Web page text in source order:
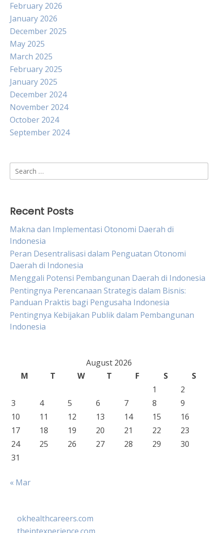
February 2026
January 2026
December 2025
May 2025
March 2025
February 2025
January 2025
December 2024
November 2024
October 2024
September 2024
Search
for:
Recent Posts
Makna dan Implementasi Otonomi Daerah di
Indonesia
Peran Desentralisasi dalam Penguatan Otonomi
Daerah di Indonesia
Menggali Potensi Pembangunan Daerah di Indonesia
Pentingnya Perencanaan Strategis dalam Bisnis:
Panduan Praktis bagi Pengusaha Indonesia
Pentingnya Kebijakan Publik dalam Pembangunan
Indonesia
August 2026
M
T W T F S
S
1
2
3
4 5 6 7 8
9
10
11 12 13 14 15
16
17
18 19 20 21 22
23
24
25 26 27 28 29
30
31
« Mar
okhealthcareers.com